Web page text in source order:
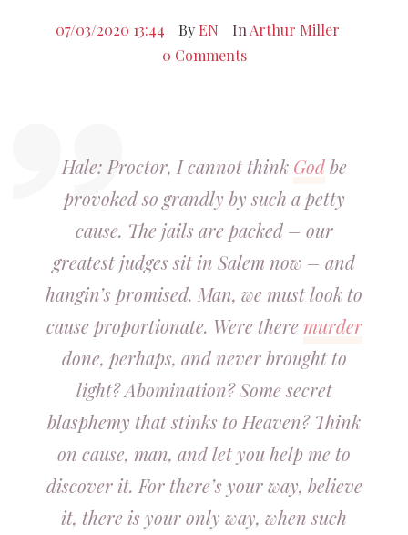
07/03/2020 13:44 By EN In Arthur Miller
0 Comments
Hale: Proctor, I cannot think Godbe
provoked so grandly by such a petty
cause. The jails are packed – our
greatest judges sit in Salem now – and
hangin’s promised. Man, we must look to
cause proportionate. Were there murder
done, perhaps, and never brought to
light? Abomination? Some secret
blasphemy that stinks to Heaven? Think
on cause, man, and let you help me to
discover it. For there’s your way, believe
it, there is your only way, when such